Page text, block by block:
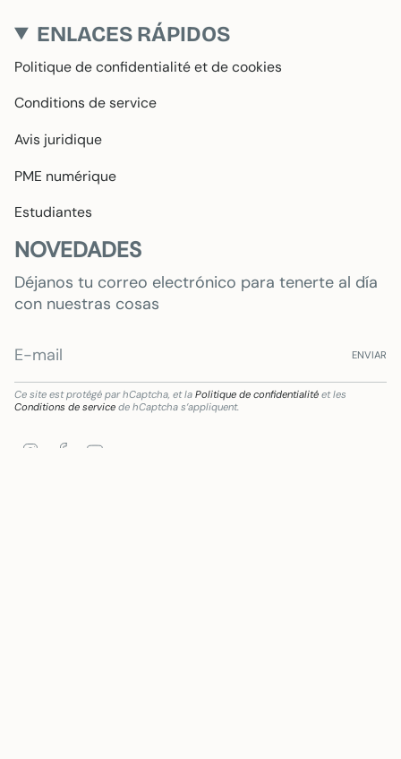
ENLACES RÁPIDOS
Politique de confidentialité et de cookies
Conditions de service
Avis juridique
PME numérique
Estudiantes
NOVEDADES
Déjanos tu correo electrónico para tenerte al día
con nuestras cosas
ENVIAR
Ce site est protégé par hCaptcha, et la Politique de confidentialité et les
Conditions de service de hCaptcha s’appliquent.
InstagramFacebook